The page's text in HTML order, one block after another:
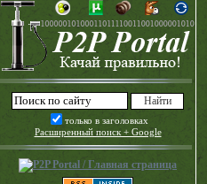
только в заголовках
Расширенный поиск + Google